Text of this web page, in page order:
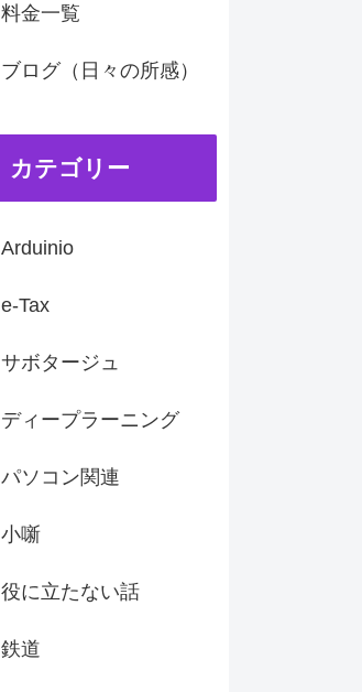
料金一覧
ブログ（日々の所感）
カテゴリー
Arduinio
e-Tax
サボタージュ
ディープラーニング
パソコン関連
小噺
役に立たない話
鉄道